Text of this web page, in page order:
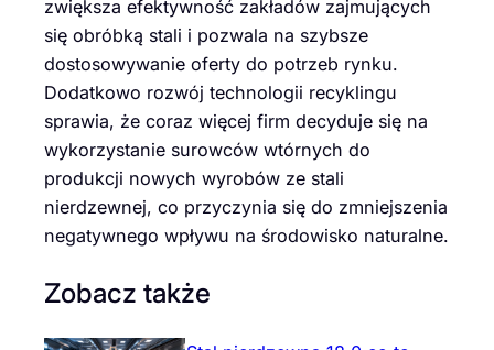
zwiększa efektywność zakładów zajmujących
się obróbką stali i pozwala na szybsze
dostosowywanie oferty do potrzeb rynku.
Dodatkowo rozwój technologii recyklingu
sprawia, że coraz więcej firm decyduje się na
wykorzystanie surowców wtórnych do
produkcji nowych wyrobów ze stali
nierdzewnej, co przyczynia się do zmniejszenia
negatywnego wpływu na środowisko naturalne.
Zobacz także